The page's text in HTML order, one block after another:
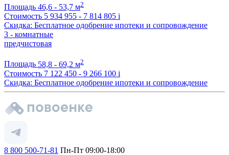
Площадь 46,6 - 53,7 м2
Стоимость 5 934 955 - 7 814 805 i
Скидка: Бесплатное одобрение ипотеки и сопровождение
3 - комнатные
предчистовая
Площадь 58,8 - 69,2 м2
Стоимость 7 122 450 - 9 266 100 i
Скидка: Бесплатное одобрение ипотеки и сопровождение
8 800 500-71-81 Пн-Пт 09:00-18:00